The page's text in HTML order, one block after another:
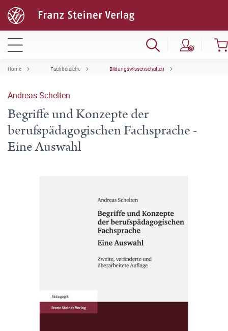
Home Fachbereiche Bildungswissenschaften
Andreas Schelten
Begriffe und Konzepte der
berufspädagogischen Fachsprache -
Eine Auswahl